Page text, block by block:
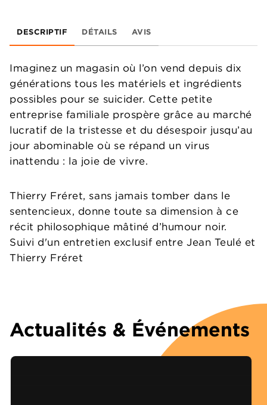
DESCRIPTIF DÉTAILS AVIS
Imaginez un magasin où l’on vend depuis dix
générations tous les matériels et ingrédients
possibles pour se suicider. Cette petite
entreprise familiale prospère grâce au marché
lucratif de la tristesse et du désespoir jusqu’au
jour abominable où se répand un virus
inattendu : la joie de vivre.
Thierry Fréret, sans jamais tomber dans le
sentencieux, donne toute sa dimension à ce
récit philosophique mâtiné d’humour noir.
Suivi d'un entretien exclusif entre Jean Teulé et
Thierry Fréret
Actualités & Événements